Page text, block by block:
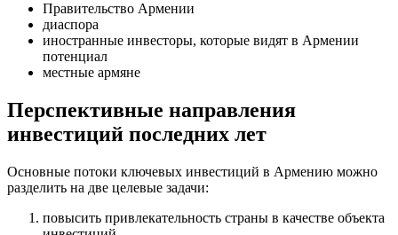
Правительство Армении
диаспора
иностранные инвесторы, которые видят в Армении
потенциал
местные армяне
Перспективные направления
инвестиций последних лет
Основные потоки ключевых инвестиций в Армению можно
разделить на две целевые задачи:
повысить привлекательность страны в качестве объекта